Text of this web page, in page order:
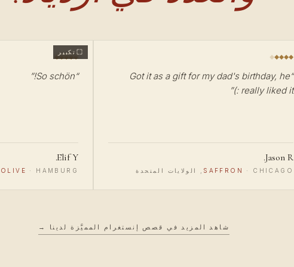
“
Got it as a gift for my dad's birthday, he
really liked it :)
”
Jason R.
SAFFRON · CHICAGO, الولايات المتحدة
تكبير
“
So schön!
”
Elif Y.
OLIVE · HAMBURG, ألمانيا
شاهد المزيد في قصص إنستغرام المميَّزة لدينا →